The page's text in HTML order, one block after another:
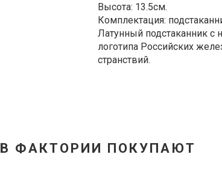
Высота: 13.5см.
Комплектация:
Латунный подстаканник
логотипа Российских
странствий.
В ФАКТОРИИ ПОКУПАЮТ